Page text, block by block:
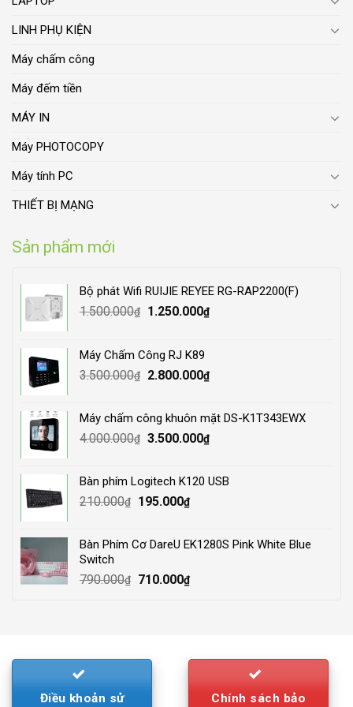
LINH PHỤ KIỆN
Máy chấm công
Máy đếm tiền
MÁY IN
Máy PHOTOCOPY
Máy tính PC
THIẾT BỊ MẠNG
Sản phẩm mới
Bộ phát Wifi RUIJIE REYEE RG-RAP2200(F)
1.500.000₫
Original
1.500.000₫.
1.250.000₫Current
Máy Chấm Công RJ K89
3.500.000₫
Original
3.500.000₫.
2.800.000₫Current
2.800.000₫.
Máy chấm công khuôn mặt DS-K1T343EWX
4.000.000₫ Original
4.000.000₫.
3.500.000₫Current
3.500.000₫.
Bàn phím Logitech K120 USB
210.000₫
Original
210.000₫.
195.000₫Current
195.000₫.
Bàn Phím Cơ DareU EK1280S Pink White Blue
Switch
790.000₫
Original
710.000₫Current
Điều khoản sử
Chính sách bảo